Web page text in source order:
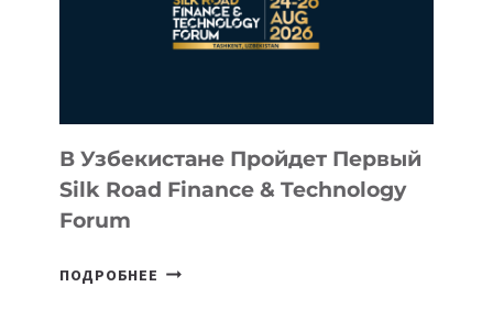
NACE.AI
В Узбекистане Пройдет Первый
Silk Road Finance & Technology
Forum
ПОДРОБНЕЕ В